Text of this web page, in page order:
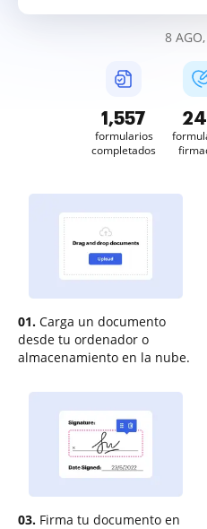
8
1,557
formularios
completados
01. Carga un documento
desde tu ordenador o
almacenamiento en la nube.
03. Firma tu documento en